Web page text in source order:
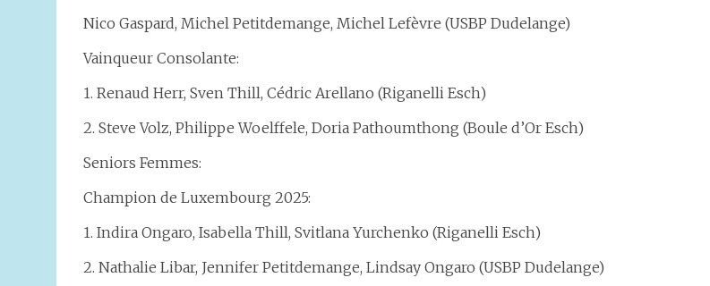
Nico Gaspard, Michel Petitdemange, Michel Lefèvre (USBP Dudelange)
Vainqueur Consolante:
1. Renaud Herr, Sven Thill, Cédric Arellano (Riganelli Esch)
2. Steve Volz, Philippe Woelffele, Doria Pathoumthong (Boule d’Or Esch)
Seniors Femmes:
Champion de Luxembourg 2025:
1. Indira Ongaro, Isabella Thill, Svitlana Yurchenko (Riganelli Esch)
2. Nathalie Libar, Jennifer Petitdemange, Lindsay Ongaro (USBP Dudelange)